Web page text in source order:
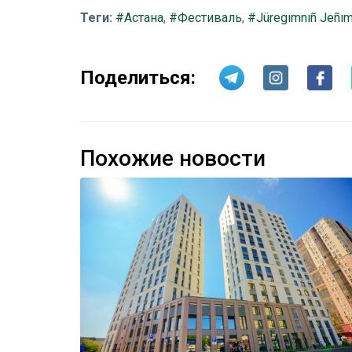
Теги: #Астана, #Фестиваль, #Jüregımnıñ
Поделиться:
Похожие новости